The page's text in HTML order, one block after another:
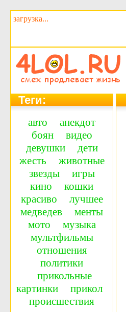
загрузка...
Теги:
авто
анекдот
боян
видео
девушки
дети
жесть
животные
звезды
игры
кино
кошки
красиво
лучшее
медведев
менты
мото
музыка
мультфильмы
отношения
политики
прикольные
картинки
прикол
происшествия